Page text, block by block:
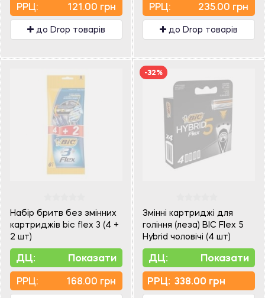
PPЦ: 121.00 грн
до Drop товарів
PPЦ: 235.00 грн
до Drop товарів
Набір бритв без змінних
картриджів bic flex 3 (4 +
2 шт)
ДЦ: Показати
PPЦ: 168.00 грн
-32%
Змінні картриджі для
гоління (леза) BIC Flex 5
Hybrid чоловічі (4 шт)
ДЦ: Показати
PPЦ: 338.00 грн